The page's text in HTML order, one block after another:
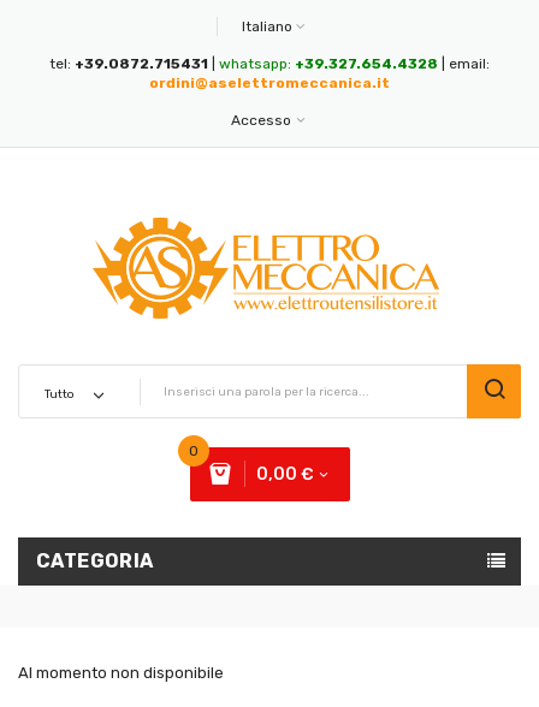
Italiano
tel: +39.0872.715431 whatsapp: +39.327.654.4328 | email:
ordini@aselettromeccanica.it
Accesso
0
0,00 €
CATEGORIA
Al momento non disponibile